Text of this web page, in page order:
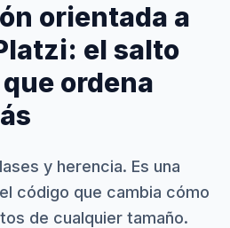
orientada a
el salto
ordena
y herencia. Es una
código que cambia cómo
de cualquier tamaño.